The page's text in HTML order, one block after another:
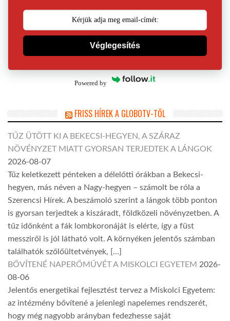
Véglegesítés
Powered by
FRISS HÍREK A GLOBOTV-TŐL
TŰZ ÜTÖTT KI A BEKECSI-HEGYEN, A SZÁRAZ
NÖVÉNYZET MIATT GYORSAN TERJEDTEK A LÁNGOK
2026-08-07
Tűz keletkezett pénteken a délelőtti órákban a Bekecsi-
hegyen, más néven a Nagy-hegyen – számolt be róla a
Szerencsi Hírek. A beszámoló szerint a lángok több ponton
is gyorsan terjedtek a kiszáradt, földközeli növényzetben. A
tűz időnként a fák lombkoronáját is elérte, így a füst
messziről is jól látható volt. A környéken jelentős számban
találhatók szőlőültetvények, […]
BŐVÍTENÉ NAPERŐMŰVÉT A MISKOLCI EGYETEM 2026-
08-06
Jelentős energetikai fejlesztést tervez a Miskolci Egyetem:
az intézmény bővítené a jelenlegi napelemes rendszerét,
hogy még nagyobb arányban fedezhesse saját